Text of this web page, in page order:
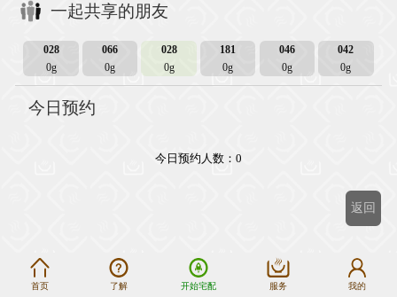
一起共享的朋友
028
0g
066
0g
028
0g
181
0g
046
0g
042
0g
今日预约
今日预约人数：0
首页 了解 开始宅配 服务 我的
返回